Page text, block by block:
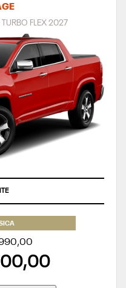
FLEX 2027